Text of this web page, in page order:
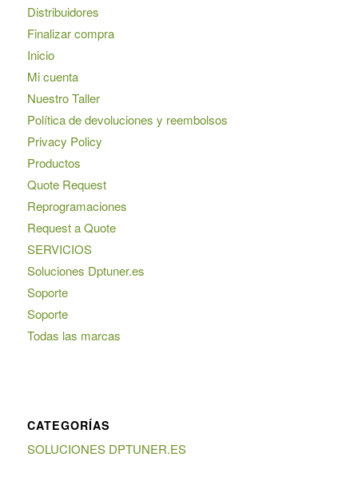
Distribuidores
Finalizar compra
Inicio
Mi cuenta
Nuestro Taller
Política de devoluciones y reembolsos
Privacy Policy
Productos
Quote Request
Reprogramaciones
Request a Quote
SERVICIOS
Soluciones Dptuner.es
Soporte
Soporte
Todas las marcas
CATEGORÍAS
SOLUCIONES DPTUNER.ES